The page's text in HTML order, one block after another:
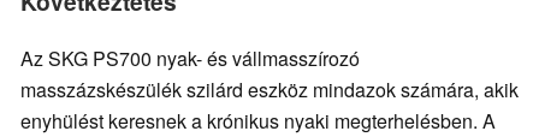
Az SKG PS700 nyak- és vállmasszírozó
masszázskészülék szilárd eszköz mindazok számára, akik
enyhülést keresnek a krónikus nyaki megterhelésben. A